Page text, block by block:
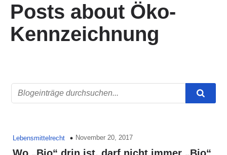
Posts about Öko-
Kennzeichnung
Lebensmittelrecht November 20, 2017